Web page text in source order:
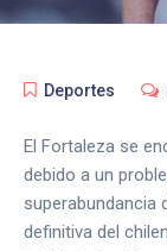
Deportes
El Fortaleza se
debido a un
superabundancia
definitiva del